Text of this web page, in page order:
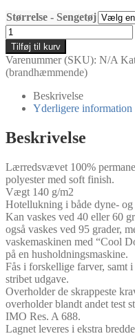
Størrelse - Sengetøj
Navyblå
Flameron
brandhæmmende
sengetøj
antal
Tilføj til kurv
Varenummer (SKU): N/A
(brandhæmmende)
Beskrivelse
Yderligere information
Beskrivelse
Lærredsvævet 100%
polyester med soft finish.
Vægt 140 g/m2
Hotellukning i både dyne-
Kan vaskes ved 40 eller 60
også vaskes ved 95 grader,
vaskemaskinen med “Cool
på en husholdningsmaskine.
Fås i forskellige farver, samt
stribet udgave.
Overholder de skrappeste
overholder blandt andet test
IMO Res. A 688.
Lagnet leveres i ekstra